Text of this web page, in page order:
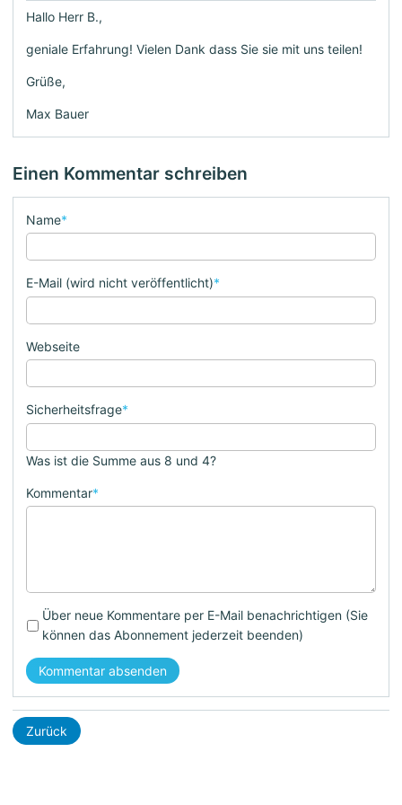
Hallo Herr B.,
geniale Erfahrung! Vielen Dank dass Sie sie mit uns teilen!
Grüße,
Max Bauer
Einen Kommentar schreiben
Name*
E-Mail (wird nicht veröffentlicht)*
Webseite
Sicherheitsfrage*
Was ist die Summe aus 8 und 4?
Kommentar*
Über neue Kommentare per E-Mail benachrichtigen (Sie
können das Abonnement jederzeit beenden)
Kommentar absenden
Zurück